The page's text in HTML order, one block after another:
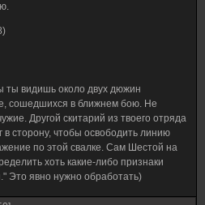
ты видишь около двух дюжин
сошедшихся в ближнем бою. Не
Другой скитарий из твоего отряда
сторону, чтобы освободить линию
по этой свалке. Сам Шестой на
хоть какие-либо признаки
Это явно нужно обработать)